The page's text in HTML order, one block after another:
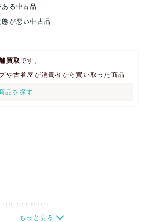
る中古品
が悪い中古品
買取です。
や古着屋が消費者から買い取った商品
品を探す
DESCENTE）
もっと見る